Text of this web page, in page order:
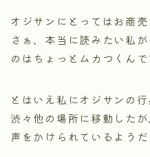
オジサンにとってはお商
さぁ、本当に読みたい私
のはちょっとムカつくんで
とはいえ私にオジサンの
渋々他の場所に移動した
声をかけられているようだ